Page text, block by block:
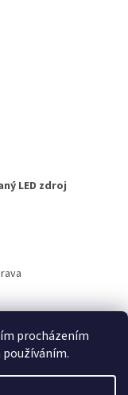
procházením
LED zdroj